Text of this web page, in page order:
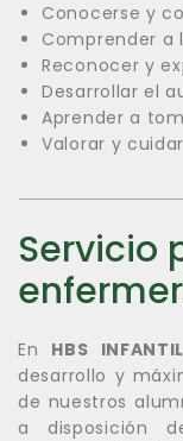
Conocerse y
Comprender a
Reconocer y
Desarrollar el
Aprender a
Valorar y
Servicio
En HBS INFANTIL
desarrollo y
de nuestros
a disposición